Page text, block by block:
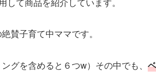
賛子育て中ママです。
グを含めると６つw）その中でも、